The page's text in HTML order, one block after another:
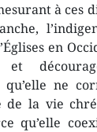
à ces
en
et
ne
de la vie
qu’elle